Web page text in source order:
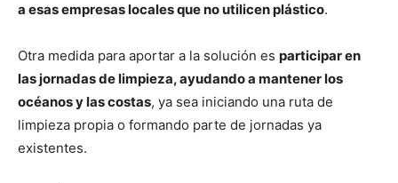
a esas empresas locales que no utilicen plástico.
Otra medida para aportar a la solución es participar en
las jornadas de limpieza, ayudando a mantener los
océanos y las costas, ya sea iniciando una ruta de
limpieza propia o formando parte de jornadas ya
existentes.